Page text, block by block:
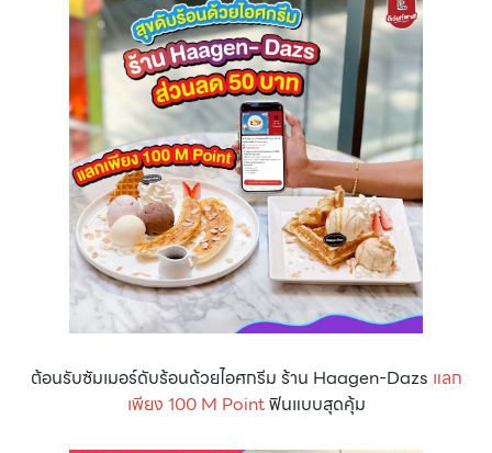
ต้อนรับซัมเมอร์ดับร้อนด้วยไอศกรีม ร้าน Haagen-Dazs แลก
เพียง 100 M Pointฟินแบบสุดคุ้ม